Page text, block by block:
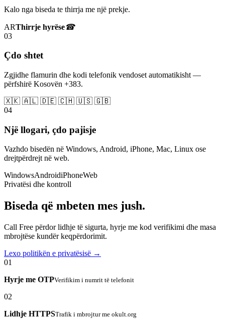
Kalo nga biseda te thirrja me një prekje.
ARThirrje hyrëse☎
03
Çdo shtet
Zgjidhe flamurin dhe kodi telefonik vendoset automatikisht —
përfshirë Kosovën +383.
🇽🇰 🇦🇱 🇩🇪 🇨🇭 🇺🇸 🇬🇧
04
Një llogari, çdo pajisje
Vazhdo bisedën në Windows, Android, iPhone, Mac, Linux ose
drejtpërdrejt në web.
WindowsAndroidiPhoneWeb
Privatësi dhe kontroll
Biseda që mbeten mes jush.
Call Free përdor lidhje të sigurta, hyrje me kod verifikimi dhe masa
mbrojtëse kundër keqpërdorimit.
Lexo politikën e privatësisë →
01
Hyrje me OTPVerifikim i numrit të telefonit
02
Lidhje HTTPSTrafik i mbrojtur me okult.org